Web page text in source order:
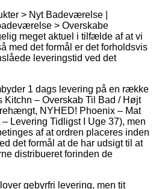
> Nyt Badeværelse |
> Overskabe
meget aktuel i tilfælde af at vi
med det formål er det forholdsvis
leveringstid ved det
1 dags levering på en række
Kitchn – Overskab Til Bad / Højt
NYHED! Phoenix – Mat
Levering Tidligst I Uge 37), men
af at ordren placeres inden
det formål at de har udsigt til at
distribueret forinden de
gebyrfri levering, men tit